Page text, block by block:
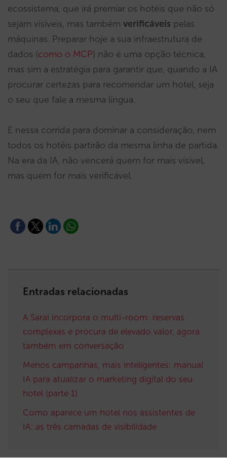
ecossistema, que irá premiar os hotéis que não só
sejam visíveis, mas também verificáveis pelas
máquinas. Preparar hoje a sua infraestrutura de
dados (como o MCP) não é uma opção técnica,
mas sim a estratégia para garantir que, quando a IA
procurar certezas para recomendar um hotel, seja
o seu que fale a mesma língua.
E nessa corrida para dominar a consideração, nem
todos os hotéis partirão da mesma linha de partida.
Na era da IA, não vencerá quem for mais visível,
mas quem for mais verificável.
Entradas relacionadas
A Sarai incorpora o multi-room: reservas
complexas e procura de elevado valor, agora
também em conversação
Menos campanhas, mais inteligentes: manual
IA para atualizar o marketing digital do seu
hotel (parte 1)
Como aparece um hotel nos assistentes de
IA: as três camadas de visibilidade